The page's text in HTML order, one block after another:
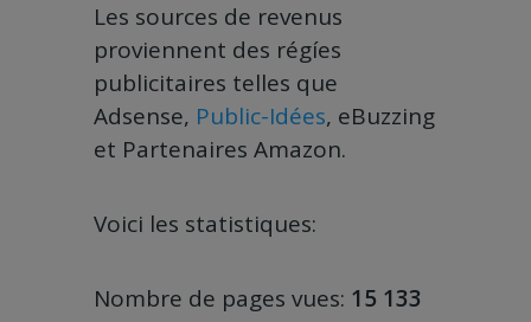
Les sources de revenus
proviennent des régíes
publicitaires telles que
Adsense, Public-Idées, eBuzzing
et Partenaires Amazon.
Voici les statistiques:
Nombre de pages vues: 15 133